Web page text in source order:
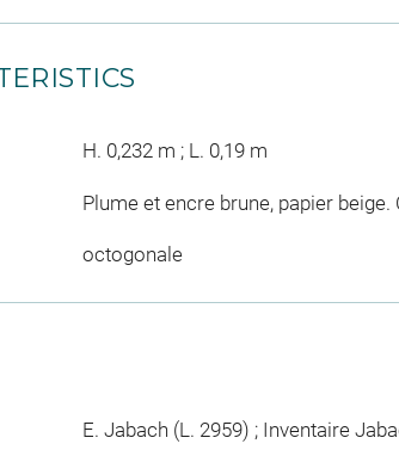
H. 0,232 m ; L. 0,19 m
Plume et encre brune, papier beige.
octogonale
E. Jabach (L. 2959) ; Inventaire